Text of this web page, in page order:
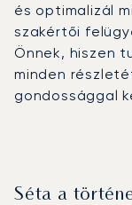
és optimalizál
szakértői
Önnek, hiszen
minden
gondossággal
Séta a